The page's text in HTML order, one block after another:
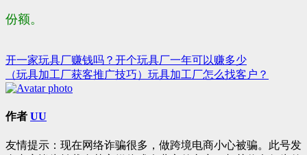
份额。
文
章
导
开一家玩具厂赚钱吗？开个玩具厂一年可以赚多少
（玩具加工厂获客推广技巧）玩具加工厂怎么找客户？
作者 UU
友情提示：现在网络诈骗很多，做跨境电商小心被骗。此号发